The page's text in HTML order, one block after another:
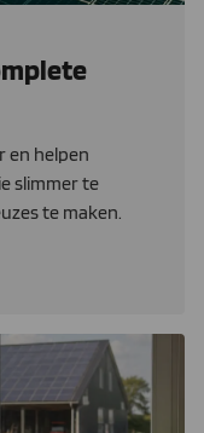
en helpen
slimmer te
te maken.